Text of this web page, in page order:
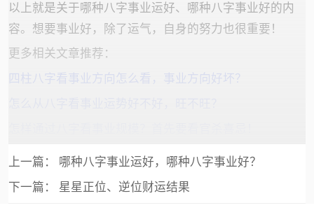
以上就是关于哪种八字事业运好、哪种八字事业好的内
容。想要事业好，除了运气，自身的努力也很重要！
更多相关文章推荐：
四柱八字看事业方向怎么看，事业方向好坏？
上一篇： 哪种八字事业运好，哪种八字事业好？
下一篇： 星星正位、逆位财运结果